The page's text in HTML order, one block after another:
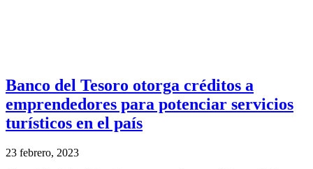
Banco del Tesoro otorga créditos a
emprendedores para potenciar servicios
turísticos en el país
23 febrero, 2023